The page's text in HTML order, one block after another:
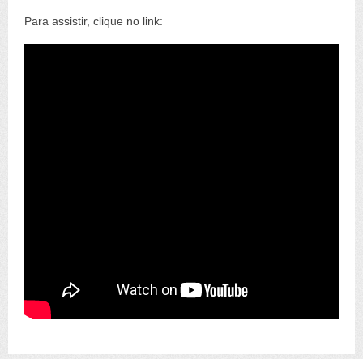
Para assistir, clique no link: